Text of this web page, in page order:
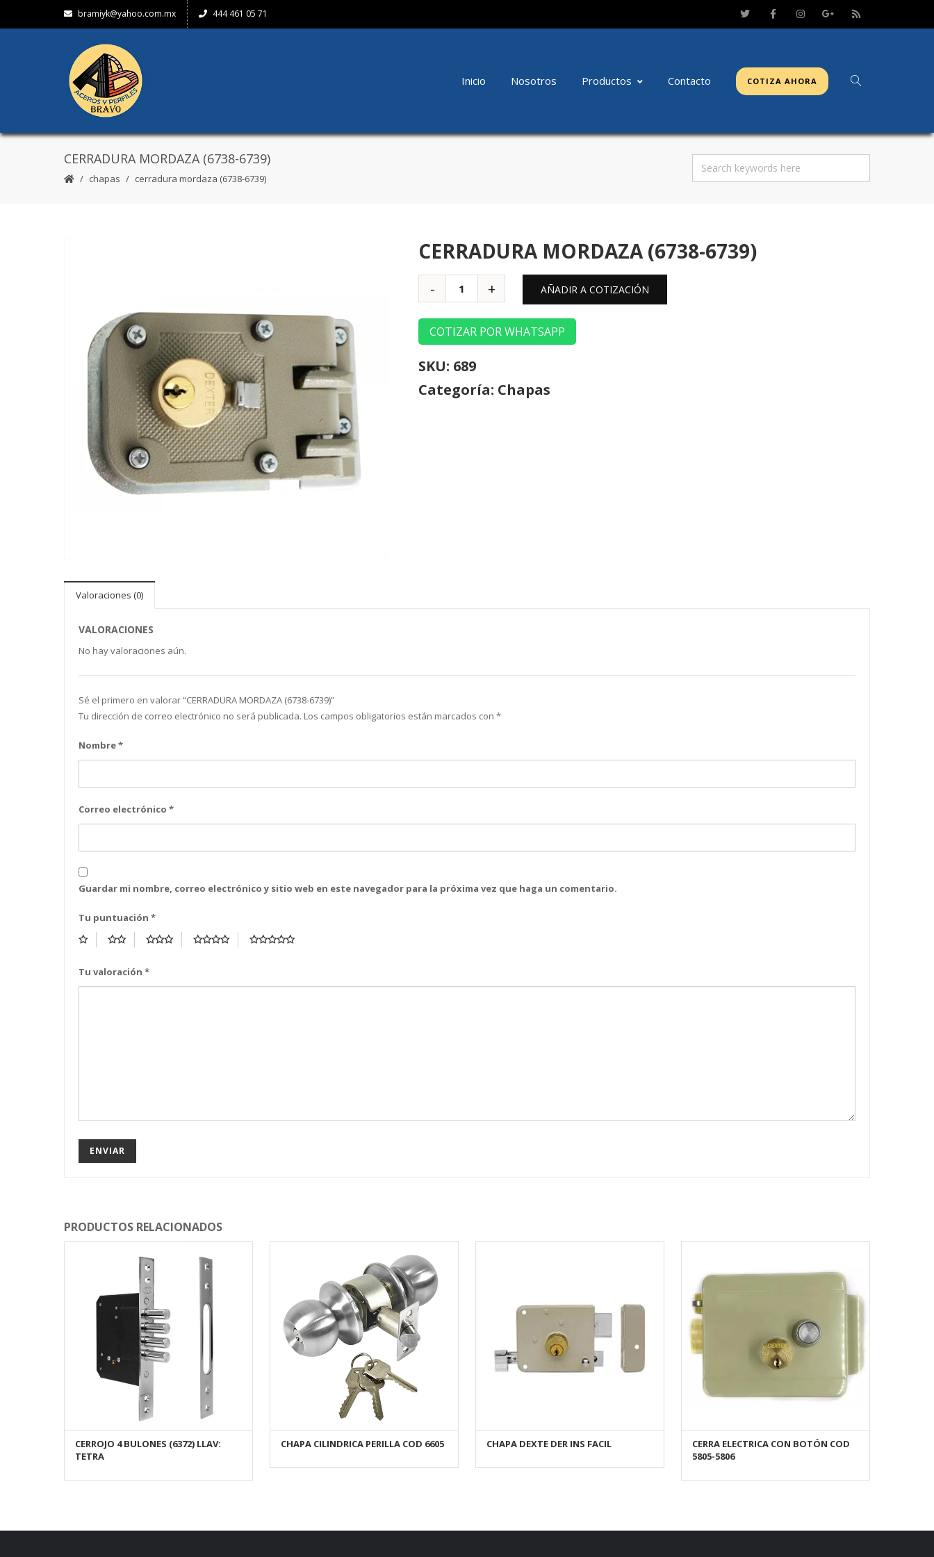
bramiyk@yahoo.com.mx 444 461 05 71
Inicio Nosotros Productos Contacto COTIZA AHORA
CERRADURA MORDAZA (6738-6739)
chapas cerradura mordaza (6738-6739)
CERRADURA MORDAZA (6738-6739)
AÑADIR A COTIZACIÓN
COTIZAR POR WHATSAPP
SKU: 689
Categoría: Chapas
Valoraciones (0)
VALORACIONES
No hay valoraciones aún.
Sé el primero en valorar “CERRADURA MORDAZA (6738-6739)”
Tu dirección de correo electrónico no será publicada. Los campos obligatorios están marcados con *
Nombre*
Correo electrónico *
Guardar mi nombre, correo electrónico y sitio web en este navegador para la próxima vez que haga un comentario.
Tu puntuación *
Tu valoración *
PRODUCTOS RELACIONADOS
AÑADIR AL CARRITO
CERROJO 4 BULONES (6372) LLAV:
TETRA
AÑADIR AL CARRITO
CHAPA CILINDRICA PERILLA COD 6605 AÑADIR AL CARRITO
CHAPA DEXTE DER INS FACIL AÑADIR AL CARRITO
CERRA ELECTRICA CON BOTÓN COD
5805-5806